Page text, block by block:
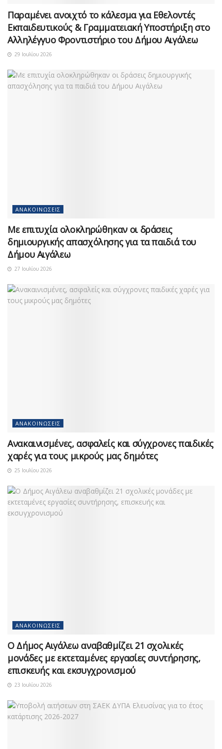
Παραμένει ανοιχτό το κάλεσμα για Εθελοντές
Εκπαιδευτικούς & Γραμματειακή Υποστήριξη στο
Αλληλέγγυο Φροντιστήριο του Δήμου Αιγάλεω
29 Ιουλίου 2026
ΑΝΑΚΟΙΝΏΣΕΙΣ
Με επιτυχία ολοκληρώθηκαν οι δράσεις
δημιουργικής απασχόλησης για τα παιδιά του
Δήμου Αιγάλεω
27 Ιουλίου 2026
ΑΝΑΚΟΙΝΏΣΕΙΣ
Ανακαινισμένες, ασφαλείς και σύγχρονες παιδικές
χαρές για τους μικρούς μας δημότες
25 Ιουλίου 2026
ΑΝΑΚΟΙΝΏΣΕΙΣ
Ο Δήμος Αιγάλεω αναβαθμίζει 21 σχολικές
μονάδες με εκτεταμένες εργασίες συντήρησης,
επισκευής και εκσυγχρονισμού
23 Ιουλίου 2026